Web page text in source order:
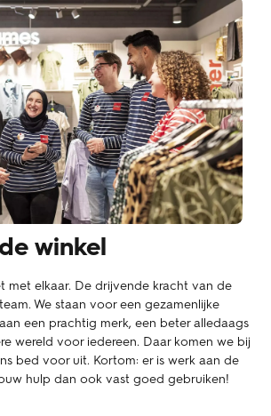
winkel
met elkaar. De drijvende kracht van de
We staan voor een gezamenlijke
een prachtig merk, een beter alledaags
wereld voor iedereen. Daar komen we bij
bed voor uit. Kortom: er is werk aan de
hulp dan ook vast goed gebruiken!